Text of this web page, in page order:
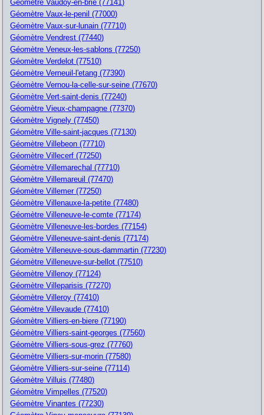
Géomètre Vaudoy-en-brie (77141)
Géomètre Vaux-le-penil (77000)
Géomètre Vaux-sur-lunain (77710)
Géomètre Vendrest (77440)
Géomètre Veneux-les-sablons (77250)
Géomètre Verdelot (77510)
Géomètre Verneuil-l'etang (77390)
Géomètre Vernou-la-celle-sur-seine (77670)
Géomètre Vert-saint-denis (77240)
Géomètre Vieux-champagne (77370)
Géomètre Vignely (77450)
Géomètre Ville-saint-jacques (77130)
Géomètre Villebeon (77710)
Géomètre Villecerf (77250)
Géomètre Villemarechal (77710)
Géomètre Villemareuil (77470)
Géomètre Villemer (77250)
Géomètre Villenauxe-la-petite (77480)
Géomètre Villeneuve-le-comte (77174)
Géomètre Villeneuve-les-bordes (77154)
Géomètre Villeneuve-saint-denis (77174)
Géomètre Villeneuve-sous-dammartin (77230)
Géomètre Villeneuve-sur-bellot (77510)
Géomètre Villenoy (77124)
Géomètre Villeparisis (77270)
Géomètre Villeroy (77410)
Géomètre Villevaude (77410)
Géomètre Villiers-en-biere (77190)
Géomètre Villiers-saint-georges (77560)
Géomètre Villiers-sous-grez (77760)
Géomètre Villiers-sur-morin (77580)
Géomètre Villiers-sur-seine (77114)
Géomètre Villuis (77480)
Géomètre Vimpelles (77520)
Géomètre Vinantes (77230)